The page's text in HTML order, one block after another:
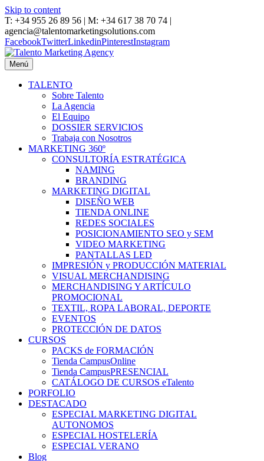
Skip to content
T: +34 955 26 89 56 | M: +34 617 38 70 74 |
agencia@talentomarketingsolutions.com
FacebookTwitterLinkedinPinterestInstagram
Menú
TALENTO
Sobre Talento
La Agencia
El Equipo
DOSSIER SERVICIOS
Trabaja con Nosotros
MARKETING 360º
CONSULTORÍA ESTRATÉGICA
NAMING
BRANDING
MARKETING DIGITAL
DISEÑO WEB
TIENDA ONLINE
REDES SOCIALES
POSICIONAMIENTO SEO y SEM
VIDEO MARKETING
PANTALLAS LED
IMPRESIÓN y PRODUCCIÓN MATERIAL
VISUAL MERCHANDISING
MERCHANDISING Y ARTÍCULO
PROMOCIONAL
TEXTIL, ROPA LABORAL, DEPORTE
EVENTOS
PROTECCIÓN DE DATOS
CURSOS
PACKS de FORMACIÓN
Tienda CampusOnline
Tienda CampusPRESENCIAL
CATÁLOGO DE CURSOS eTalento
PORFOLIO
DESTACADO
ESPECIAL MARKETING DIGITAL
AUTONOMOS
ESPECIAL HOSTELERÍA
ESPECIAL VERANO
Blog